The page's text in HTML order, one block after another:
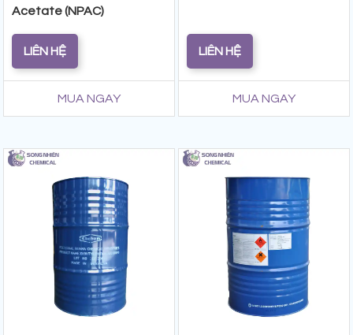
Acetate (NPAC)
LIÊN HỆ
MUA NGAY
LIÊN HỆ
MUA NGAY